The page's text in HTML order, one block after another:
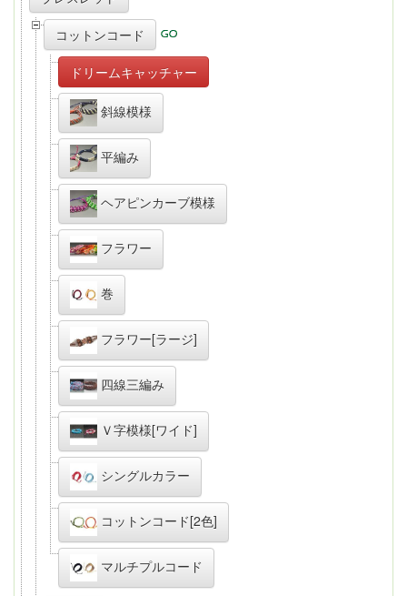
コットンコード
ドリームキャッチャー
斜線模様
平編み
ヘアピンカーブ模様
フラワー
巻
フラワー[ラージ]
四線三編み
Ｖ字模様[ワイド]
シングルカラー
コットンコード[2色]
マルチプルコード